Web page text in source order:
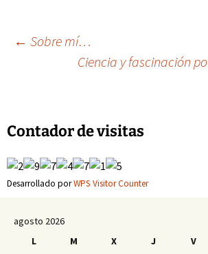
Navegación
entradas
← Sobre mí…
Ciencia y fascinación
Contador de visitas
Desarrollado porWPS Visitor Counter
agosto 2026
L
M X J V